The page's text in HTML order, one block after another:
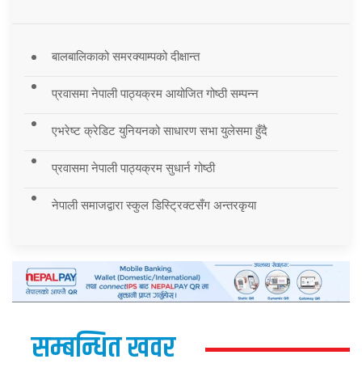
बालबालिकाको समरक्याम्पको दीक्षान्त
प्रवासमा नेपाली पाठ्यक्रम आयोजित गोष्ठी सम्पन्न
एभरेष्ट क्रेडिट युनियनको साधारण सभा युलेसमा हुँदै
प्रवासमा नेपाली पाठ्यक्रम सुधार्न गोष्ठी
नेपाली समाजद्वारा स्कुल डिस्ट्रिक्टसँग अन्तरकृया
सम्बन्धित खवर